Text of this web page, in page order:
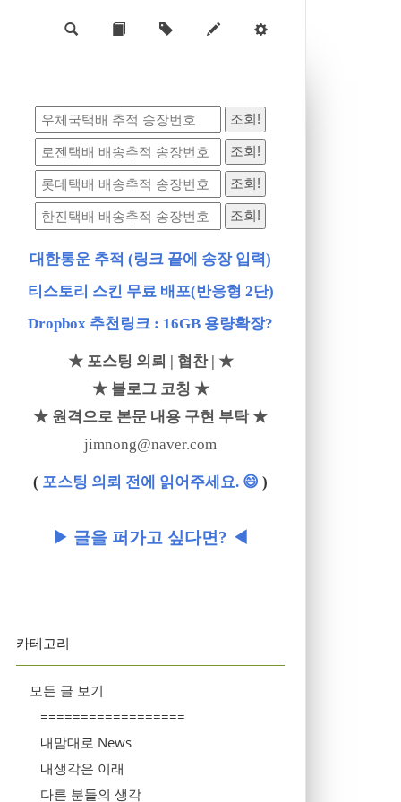
대한통운 추적 (링크 끝에 송장 입력)
티스토리 스킨 무료 배포(반응형 2단)
Dropbox 추천링크 : 16GB 용량확장?
★ 포스팅 의뢰 | 협찬 | ★
★ 블로그 코칭 ★
★ 원격으로 본문 내용 구현 부탁 ★
jimnong@naver.com
( 포스팅 의뢰 전에 읽어주세요. 😄 )
▶ 글을 퍼가고 싶다면? ◀
카테고리
모든 글 보기
==================
내맘대로 News
내생각은 이래
다른 분들의 생각